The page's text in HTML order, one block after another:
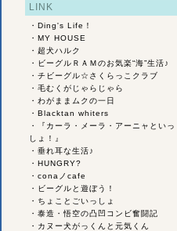
LINK
・ Ding's Life！
・ MY HOUSE
・ 超犬ハルク
・
ビーグルＲＡＭのお気楽“海”生活♪
・ チビーグル☆さくらっこクラブ
・ 毛むくがじゃらじゃら
・ わがままムクの一日
・ Blacktan whiters
・
『カーラ・メーラ・アーニャといっ
しょ！』
・ 垂れ耳な生活♪
・ HUNGRY?
・ conaノcafe
・
ビーグルと遊ぼう！
・ ちょことごいっしょ
・ 泰造・悟空の凸凹コンビ奮闘記
・ カヌー犬がっくんと元気くん